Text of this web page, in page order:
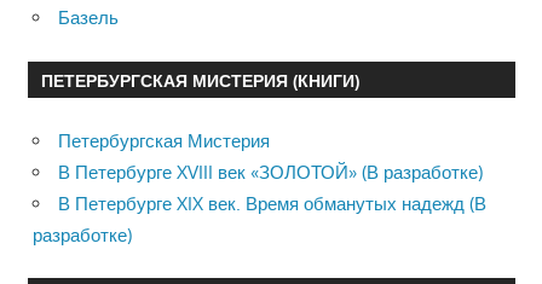
Базель
ПЕТЕРБУРГСКАЯ МИСТЕРИЯ (КНИГИ)
Петербургская Мистерия
В Петербурге XVIII век «ЗОЛОТОЙ» (В разработке)
В Петербурге XIX век. Время обманутых надежд (В
разработке)